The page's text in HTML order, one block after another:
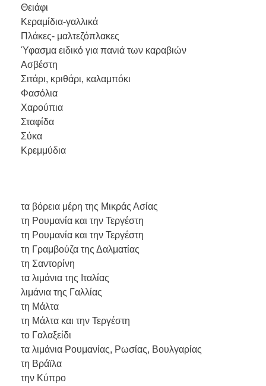
Θειάφι
Κεραμίδια-γαλλικά
Πλάκες- μαλτεζόπλακες
Ύφασμα ειδικό για πανιά των καραβιών
Ασβέστη
Σιτάρι, κριθάρι, καλαμπόκι
Φασόλια
Χαρούπια
Σταφίδα
Σύκα
Κρεμμύδια
τα βόρεια μέρη της Μικράς Ασίας
τη Ρουμανία και την Τεργέστη
τη Ρουμανία και την Τεργέστη
τη Γραμβούζα της Δαλματίας
τη Σαντορίνη
τα λιμάνια της Ιταλίας
λιμάνια της Γαλλίας
τη Μάλτα
τη Μάλτα και την Τεργέστη
το Γαλαξείδι
τα λιμάνια Ρουμανίας, Ρωσίας, Βουλγαρίας
τη Βράϊλα
την Κύπρο